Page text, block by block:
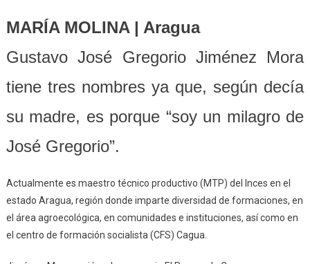
MARÍA MOLINA | Aragua
Gustavo José Gregorio Jiménez Mora
tiene tres nombres ya que, según decía
su madre, es porque “soy un milagro de
José Gregorio”.
Actualmente es maestro técnico productivo (MTP) del Inces en el
estado Aragua, región donde imparte diversidad de formaciones, en
el área agroecológica, en comunidades e instituciones, así como en
el centro de formación socialista (CFS) Cagua.